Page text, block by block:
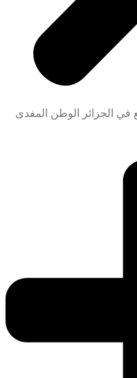
الوطن المفدى